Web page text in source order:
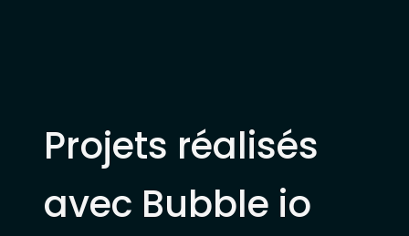
Projets réalisés
avec Bubble io